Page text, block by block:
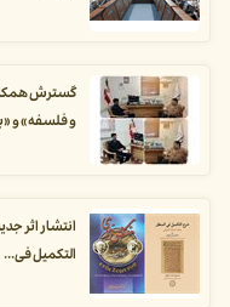
گسترش
و فلسفه» و
انتشار اثر
التکمیل فی...